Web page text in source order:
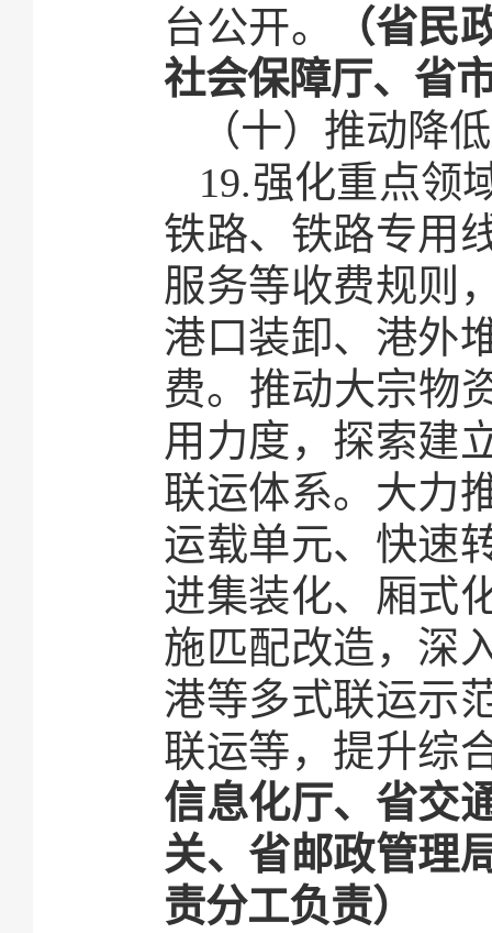
台公开。
（省民
社会保障厅、省
（十）推动降
19.强化重点领
铁路、铁路专用
服务等收费规则
港口装卸、港外
费。推动大宗物
用力度，探索建
联运体系。大力
运载单元、快速
进集装化、厢式
施匹配改造，深
港等多式联运示
联运等，提升综
信息化厅、省交
关、省邮政管理
责分工负责）